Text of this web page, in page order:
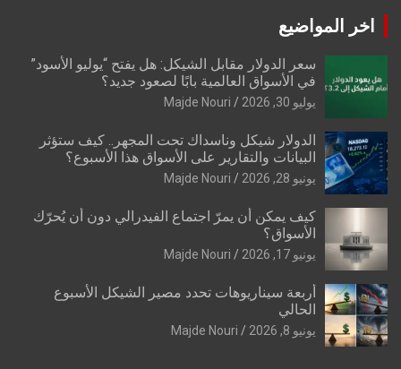
اخر المواضيع
سعر الدولار مقابل الشيكل: هل يفتح “يوليو الأسود”
في الأسواق العالمية بابًا لصعود جديد؟
يوليو 30, 2026 Majde Nouri
الدولار شيكل وناسداك تحت المجهر.. كيف ستؤثر
البيانات والتقارير على الأسواق هذا الأسبوع؟
يونيو 28, 2026 Majde Nouri
كيف يمكن أن يمرّ اجتماع الفيدرالي دون أن يُحرّك
الأسواق؟
يونيو 17, 2026 Majde Nouri
أربعة سيناريوهات تحدد مصير الشيكل الأسبوع
الحالي
يونيو 8, 2026 Majde Nouri